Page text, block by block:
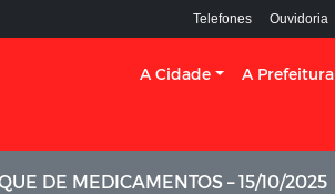
Telefones Ouvidoria
A Cidade A Prefeitura
DE MEDICAMENTOS – 15/10/2025